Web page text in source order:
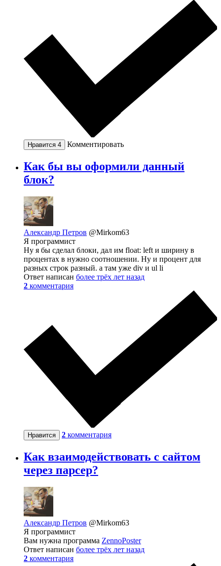
Нравится 4 Комментировать
Как бы вы оформили данный
блок?
Александр Петров @Mirkom63
Я программист
Ну я бы сделал блоки, дал им float: left и ширину в
процентах в нужно соотношении. Ну и процент для
разных строк разный. а там уже div и ul li
Ответ написан более трёх лет назад
2 комментария
Нравится 2 комментария
Как взаимодействовать с сайтом
через парсер?
Александр Петров @Mirkom63
Я программист
Вам нужна программа ZennoPoster
Ответ написан более трёх лет назад
2 комментария